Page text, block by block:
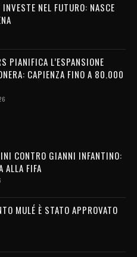
NEL FUTURO: NASCE
PIANIFICA L’ESPANSIONE
CAPIENZA FINO A 80.000
CONTRO GIANNI INFANTINO:
ALLA FIFA
MULÉ È STATO APPROVATO